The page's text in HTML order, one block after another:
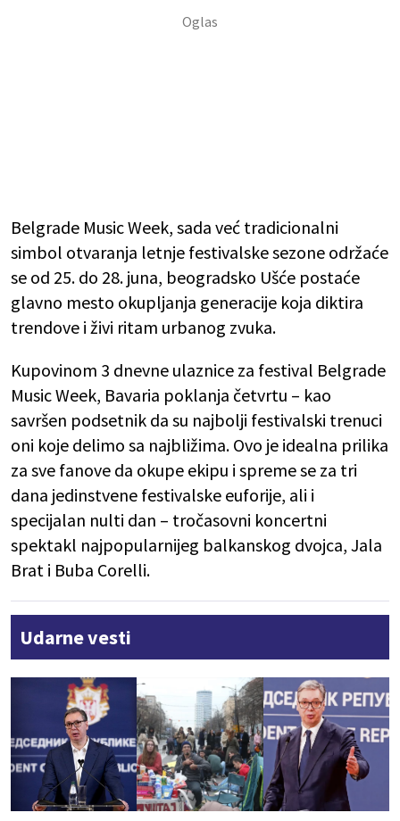
Belgrade Music Week, sada već tradicionalni
simbol otvaranja letnje festivalske sezone održaće
se od 25. do 28. juna, beogradsko Ušće postaće
glavno mesto okupljanja generacije koja diktira
trendove i živi ritam urbanog zvuka.
Kupovinom 3 dnevne ulaznice za festival Belgrade
Music Week, Bavaria poklanja četvrtu – kao
savršen podsetnik da su najbolji festivalski trenuci
oni koje delimo sa najbližima. Ovo je idealna prilika
za sve fanove da okupe ekipu i spreme se za tri
dana jedinstvene festivalske euforije, ali i
specijalan nulti dan – tročasovni koncertni
spektakl najpopularnijeg balkanskog dvojca, Jala
Brat i Buba Corelli.
Udarne vesti